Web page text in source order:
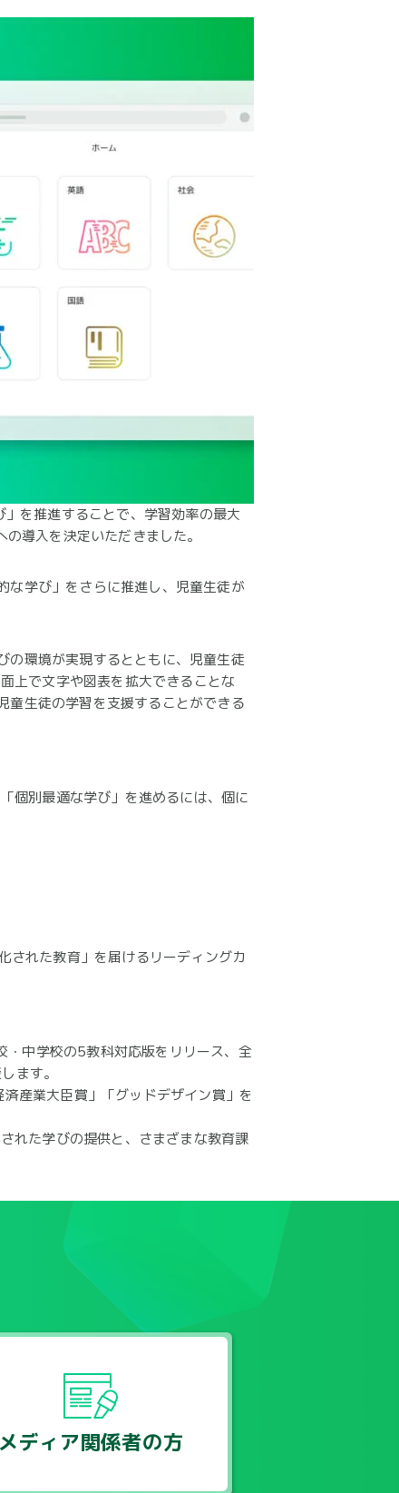
を推進することで、学習効率の最大
導入を決定いただきました。
な学び」をさらに推進し、児童生徒が
の環境が実現するとともに、児童生徒
上で文字や図表を拡大できることな
童生徒の学習を支援することができる
個別最適な学び」を進めるには、個に
された教育」を届けるリーディングカ
中学校の5教科対応版をリリース、全
ます。
産業大臣賞」「グッドデザイン賞」を
れた学びの提供と、さまざまな教育課
メディア関係者の方